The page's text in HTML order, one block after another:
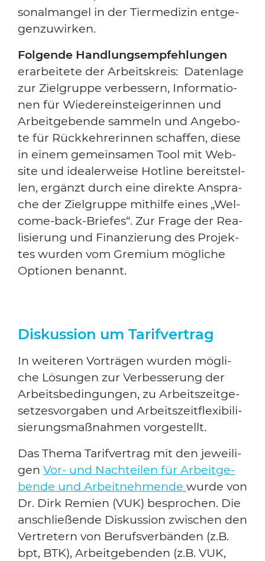
so­nal­man­gel in der Tier­me­di­zin ent­ge­
gen­zu­wir­ken.
Fol­gen­de Hand­lungs­emp­feh­lun­gen
erar­bei­te­te der Arbeits­kreis: Daten­la­ge
zur Ziel­grup­pe ver­bes­sern, Infor­ma­tio­
nen für Wie­der­ein­stei­ge­rin­nen und
Arbeit­ge­ben­de sam­meln und Ange­bo­
te für Rück­keh­re­rin­nen schaf­fen, die­se
in einem gemein­sa­men Tool mit Web­
site und idea­ler­wei­se Hot­line bereit­stel­
len, ergänzt durch eine direk­te Anspra­
che der Ziel­grup­pe mit­hil­fe eines „Wel­
co­me-back-Brie­fes“. Zur Fra­ge der Rea­
li­sie­rung und Finan­zie­rung des Pro­jek­
tes wur­den vom Gre­mi­um mög­li­che
Optio­nen benannt.
Diskussion um Tarifvertrag
In wei­te­ren Vor­trä­gen wur­den mög­li­
che Lösun­gen zur Ver­bes­se­rung der
Arbeits­be­din­gun­gen, zu Arbeits­zeit­ge­
set­zes­vor­ga­ben und Arbeits­zeit­fle­xi­bi­li­
sie­rungs­maß­nah­men vor­ge­stellt.
Das The­ma Tarif­ver­trag mit den jewei­li­
gen Vor- und Nach­tei­len für Arbeit­ge­
ben­de und Arbeit­neh­men­de wur­de von
Dr. Dirk Remi­en (VUK) bespro­chen. Die
anschlie­ßen­de Dis­kus­si­on zwi­schen den
Ver­tre­tern von Berufs­ver­bän­den (z.B.
bpt, BTK), Arbeit­ge­ben­den (z.B. VUK,